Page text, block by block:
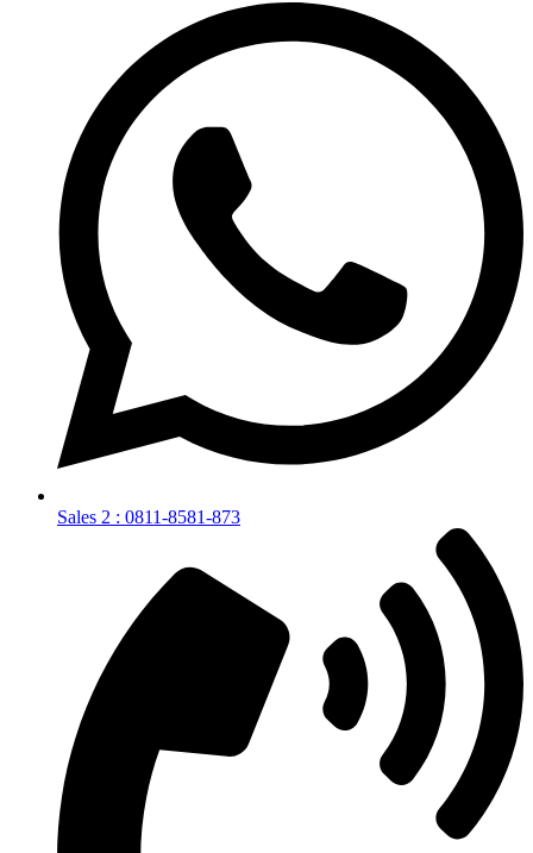
Sales 2 : 0811-8581-873